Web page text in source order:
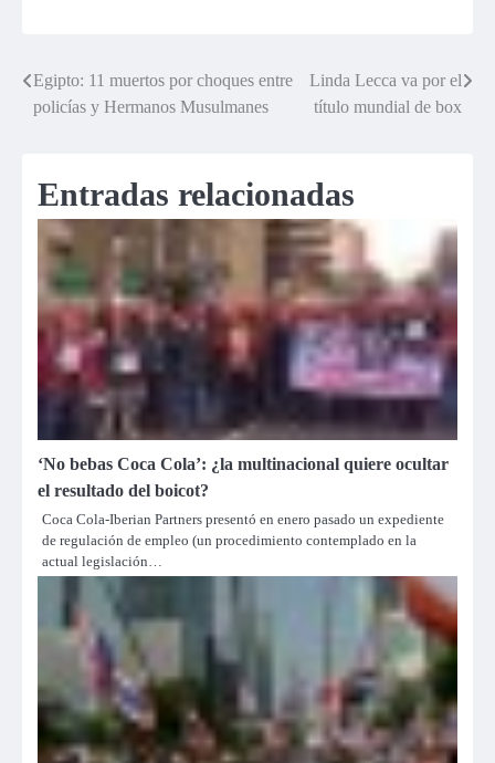
Navegación
de
Egipto: 11 muertos por choques entre
policías y Hermanos Musulmanes
Linda Lecca va por el
título mundial de box
Entradas relacionadas
‘No bebas Coca Cola’: ¿la multinacional quiere ocultar
el resultado del boicot?
Coca Cola-Iberian Partners presentó en enero pasado un expediente
de regulación de empleo (un procedimiento contemplado en la
actual legislación…